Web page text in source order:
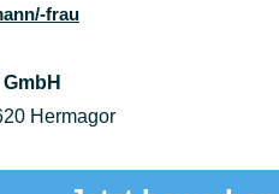
frau
Hermagor